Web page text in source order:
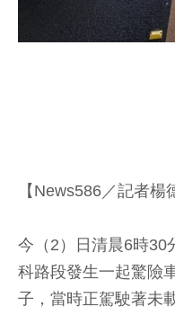
【News586／記者楊
今（2）日清晨6時30
科路段發生一起驚險
子，當時正駕駛著未